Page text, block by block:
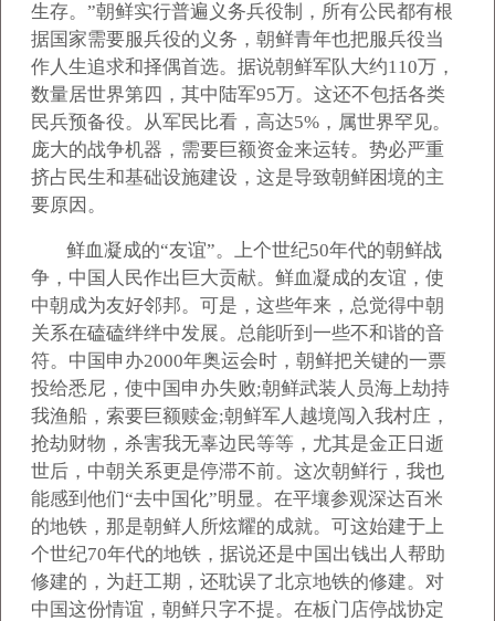
生存。”朝鲜实行普遍义务兵役制，所有公民都有根
据国家需要服兵役的义务，朝鲜青年也把服兵役当
作人生追求和择偶首选。据说朝鲜军队大约110万，
数量居世界第四，其中陆军95万。这还不包括各类
民兵预备役。从军民比看，高达5%，属世界罕见。
庞大的战争机器，需要巨额资金来运转。势必严重
挤占民生和基础设施建设，这是导致朝鲜困境的主
要原因。
鲜血凝成的“友谊”。上个世纪50年代的朝鲜战
争，中国人民作出巨大贡献。鲜血凝成的友谊，使
中朝成为友好邻邦。可是，这些年来，总觉得中朝
关系在磕磕绊绊中发展。总能听到一些不和谐的音
符。中国申办2000年奥运会时，朝鲜把关键的一票
投给悉尼，使中国申办失败;朝鲜武装人员海上劫持
我渔船，索要巨额赎金;朝鲜军人越境闯入我村庄，
抢劫财物，杀害我无辜边民等等，尤其是金正日逝
世后，中朝关系更是停滞不前。这次朝鲜行，我也
能感到他们“去中国化”明显。在平壤参观深达百米
的地铁，那是朝鲜人所炫耀的成就。可这始建于上
个世纪70年代的地铁，据说还是中国出钱出人帮助
修建的，为赶工期，还耽误了北京地铁的修建。对
中国这份情谊，朝鲜只字不提。在板门店停战协定